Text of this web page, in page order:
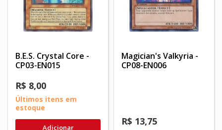
B.E.S. Crystal Core -
CP03-EN015
R$ 8,00
Últimos itens em
estoque
Adicionar
Magician's Valkyria -
CP08-EN006
R$ 13,75